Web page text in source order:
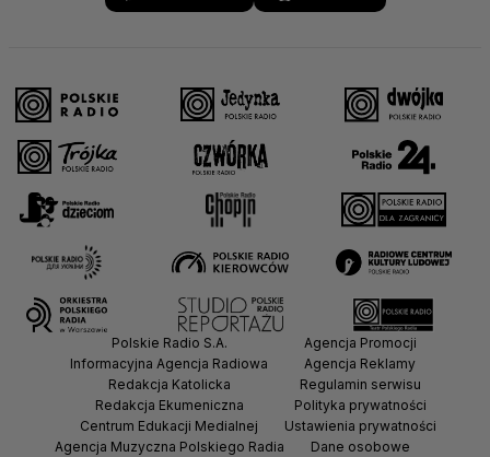
Polskie Radio S.A.
Informacyjna Agencja Radiowa
Redakcja Katolicka
Redakcja Ekumeniczna
Centrum Edukacji Medialnej
Agencja Muzyczna Polskiego Radia
Agencja Promocji
Agencja Reklamy
Regulamin serwisu
Polityka prywatności
Ustawienia prywatności
Dane osobowe